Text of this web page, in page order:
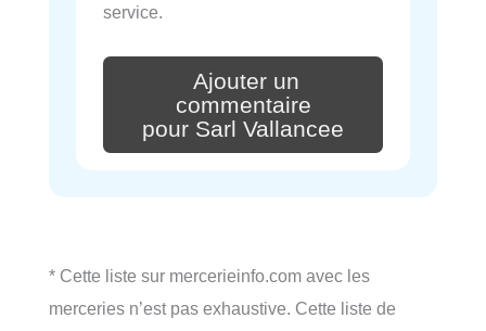
service.
Ajouter un
commentaire
pour Sarl Vallancee
* Cette liste sur mercerieinfo.com avec les
merceries n’est pas exhaustive. Cette liste de